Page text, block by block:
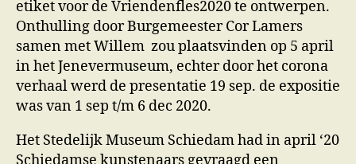
etiket voor de Vriendenfles2020 te ontwerpen.
Onthulling door Burgemeester Cor Lamers
samen met Willem zou plaatsvinden op 5 april
in het Jenevermuseum, echter door het corona
verhaal werd de presentatie 19 sep. de expositie
was van 1 sep t/m 6 dec 2020.
Het Stedelijk Museum Schiedam had in april ‘20